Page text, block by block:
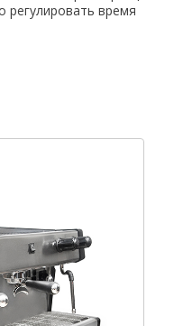
регулировать время